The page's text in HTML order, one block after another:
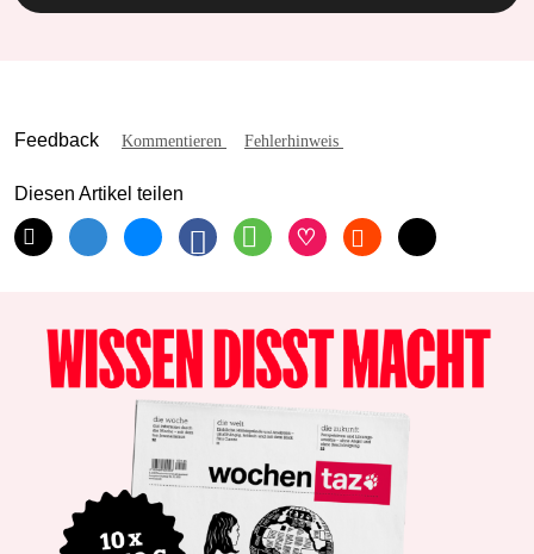
Feedback Kommentieren Fehlerhinweis
Diesen Artikel teilen